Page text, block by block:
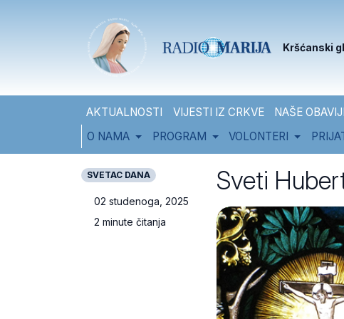
Kršćanski
AKTUALNOSTI VIJESTI IZ CRKVE NAŠE
O NAMA
PROGRAM VOLONTERI
SVETAC DANA
02 studenoga, 2025
2 minute čitanja
Sveti